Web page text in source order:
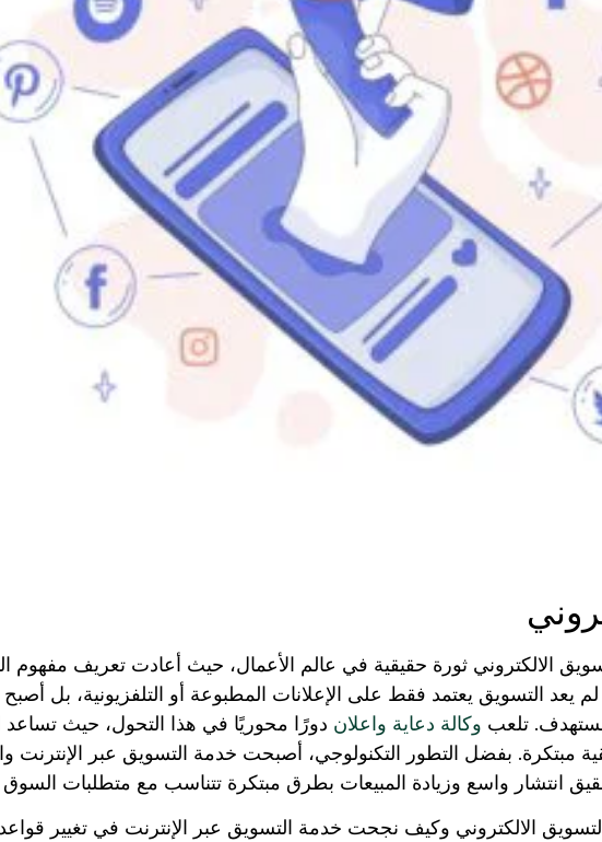
الالكتروني ثورة حقيقية في عالم الأعمال، حيث أعادت تعريف مفهوم
يعد التسويق يعتمد فقط على الإعلانات المطبوعة أو التلفزيونية، بل أصبح
تلعب وكالة دعاية واعلان دورًا محوريًا في هذا التحول، حيث
مبتكرة. بفضل التطور التكنولوجي، أصبحت خدمة التسويق عبر الإنترنت
انتشار واسع وزيادة المبيعات بطرق مبتكرة تتناسب مع متطلبات
الالكتروني وكيف نجحت خدمة التسويق عبر الإنترنت في تغيير قواعد